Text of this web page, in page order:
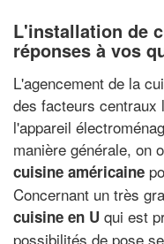
L'installation de
réponses à vos
L'agencement de la
des facteurs centraux
l'appareil
manière générale, on
cuisine américaine
Concernant un très
cuisine en U qui est
possibilités de pose